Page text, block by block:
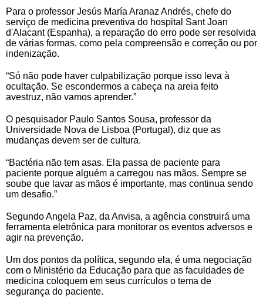
Para o professor Jesús María Aranaz Andrés, chefe do
serviço de medicina preventiva do hospital Sant Joan
d'Alacant (Espanha), a reparação do erro pode ser resolvida
de várias formas, como pela compreensão e correção ou por
indenização.
“Só não pode haver culpabilização porque isso leva à
ocultação. Se escondermos a cabeça na areia feito
avestruz, não vamos aprender.”
O pesquisador Paulo Santos Sousa, professor da
Universidade Nova de Lisboa (Portugal), diz que as
mudanças devem ser de cultura.
“Bactéria não tem asas. Ela passa de paciente para
paciente porque alguém a carregou nas mãos. Sempre se
soube que lavar as mãos é importante, mas continua sendo
um desafio.”
Segundo Angela Paz, da Anvisa, a agência construirá uma
ferramenta eletrônica para monitorar os eventos adversos e
agir na prevenção.
Um dos pontos da política, segundo ela, é uma negociação
com o Ministério da Educação para que as faculdades de
medicina coloquem em seus currículos o tema de
segurança do paciente.